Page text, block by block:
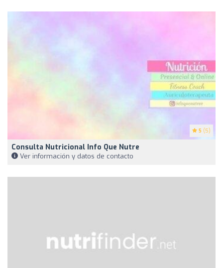
5 (5)
Consulta Nutricional Info Que Nutre
Ver información y datos de contacto